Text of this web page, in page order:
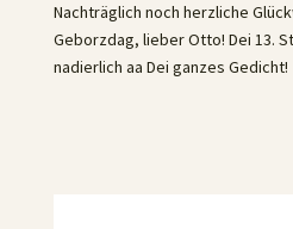
Nachträglich noch herzliche
Geborzdag, lieber Otto! Dei 13.
nadierlich aa Dei ganzes Gedicht!